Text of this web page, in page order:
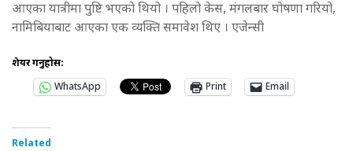
आएका यात्रीमा पुष्टि भएको थियो । पहिलो केस, मंगलबार घोषणा गरियो,
नामिबियाबाट आएका एक व्यक्ति समावेश थिए । एजेन्सी
शेयर गर्नुहोस:
WhatsApp
Print Email
Related